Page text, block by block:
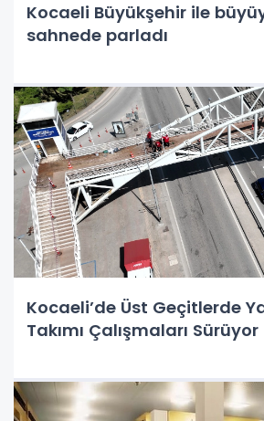
Kocaeli Büyükşehir ile
sahnede parladı
Kocaeli’de Üst Geçitlerde
Takımı Çalışmaları Sürüyor